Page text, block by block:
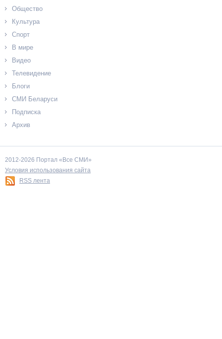
Общество
Культура
Спорт
В мире
Видео
Телевидение
Блоги
СМИ Беларуси
Подписка
Архив
2012-2026 Портал «Все СМИ»
Условия использования сайта
RSS лента